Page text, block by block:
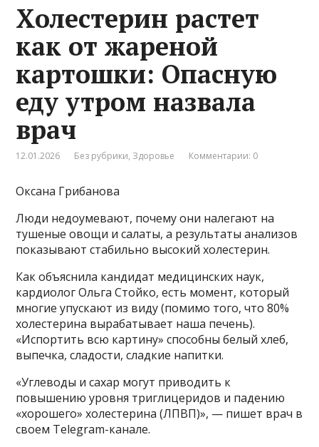
Холестерин растет
как от жареной
картошки: Опасную
еду утром назвала
врач
12.01.2026 Без рубрики, Здоровье Комментарии: 0
Оксана Грибанова
Люди недоумевают, почему они налегают на
тушеные овощи и салаты, а результаты анализов
показывают стабильно высокий холестерин.
Как объяснила кандидат медицинских наук,
кардиолог Ольга Стойко, есть момент, который
многие упускают из виду (помимо того, что 80%
холестерина вырабатывает наша печень).
«Испортить всю картину» способны белый хлеб,
выпечка, сладости, сладкие напитки.
«Углеводы и сахар могут приводить к
повышению уровня триглицеридов и падению
«хорошего» холестерина (ЛПВП)», — пишет врач в
своем Telegram-канале.